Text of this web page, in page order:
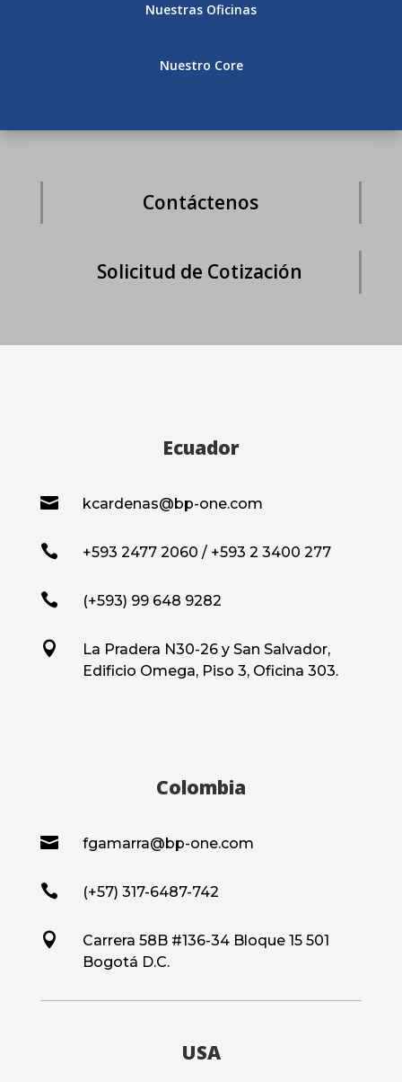
Nuestras Oficinas
Nuestro Core
Contáctenos
Solicitud de Cotización
Ecuador
 kcardenas@bp-one.com
 +593 2477 2060 / +593 2 3400 277
 (+593) 99 648 9282

La Pradera N30-26 y San Salvador,
Edificio Omega, Piso 3, Oficina 303.
Colombia
 fgamarra@bp-one.com
 (+57) 317-6487-742

Carrera 58B #136-34 Bloque 15 501
Bogotá D.C.
USA